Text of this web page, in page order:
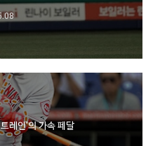
레인'의 가속 페달